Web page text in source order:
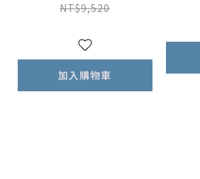
NT$9,520
加入購物車